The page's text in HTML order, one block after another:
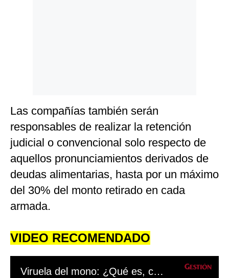
Las compañías también serán
responsables de realizar la retención
judicial o convencional solo respecto de
aquellos pronunciamientos derivados de
deudas alimentarias, hasta por un máximo
del 30% del monto retirado en cada
armada.
VIDEO RECOMENDADO
Viruela del mono: ¿Qué es, cuál es su origen, y en qué países está presente?